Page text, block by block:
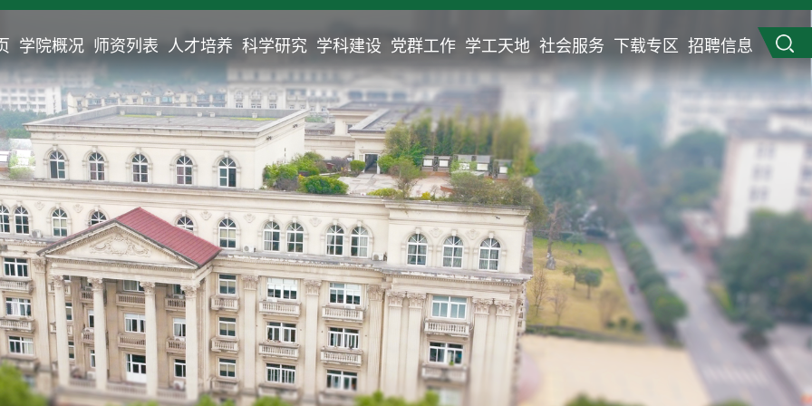
学院概况 师资列表 人才培养 科学研究 学科建设 党群工作 学工天地 社会服务 下载专区 招聘信息